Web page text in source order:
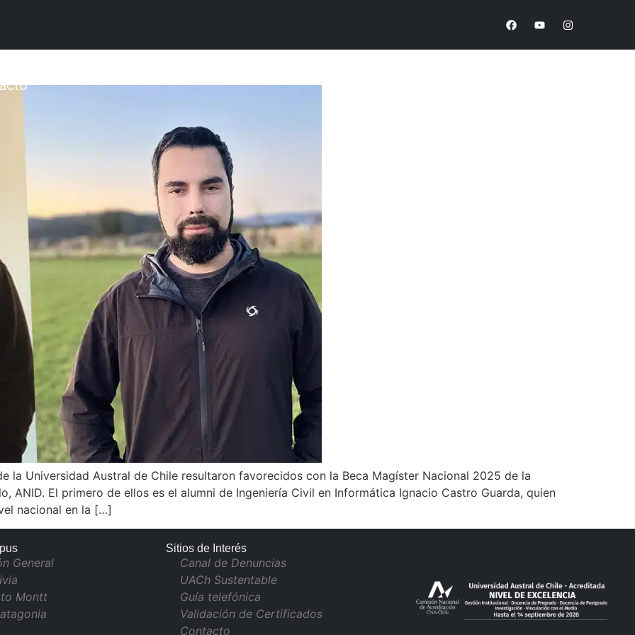
en Informática obtuvieron Beca ANID
la Universidad Austral de Chile resultaron favorecidos con la Beca Magíster Nacional 2025 de la
ANID. El primero de ellos es el alumni de Ingeniería Civil en Informática Ignacio Castro Guarda, quien
nacional en la […]
General
Montt
Sitios de Interés
Canal de Denuncias
UACh Sustentable
Guía telefónica
Validación de Certificados
Contacto